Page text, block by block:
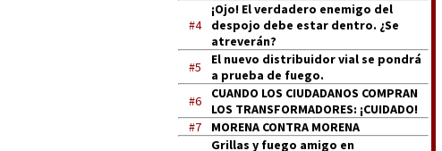
#4
¡Ojo! El verdadero enemigo del
despojo debe estar dentro. ¿Se
atreverán?
#5
El nuevo distribuidor vial se pondrá
a prueba de fuego.
#6
CUANDO LOS CIUDADANOS COMPRAN
LOS TRANSFORMADORES: ¡CUIDADO!
#7
MORENA CONTRA MORENA
Grillas y fuego amigo en